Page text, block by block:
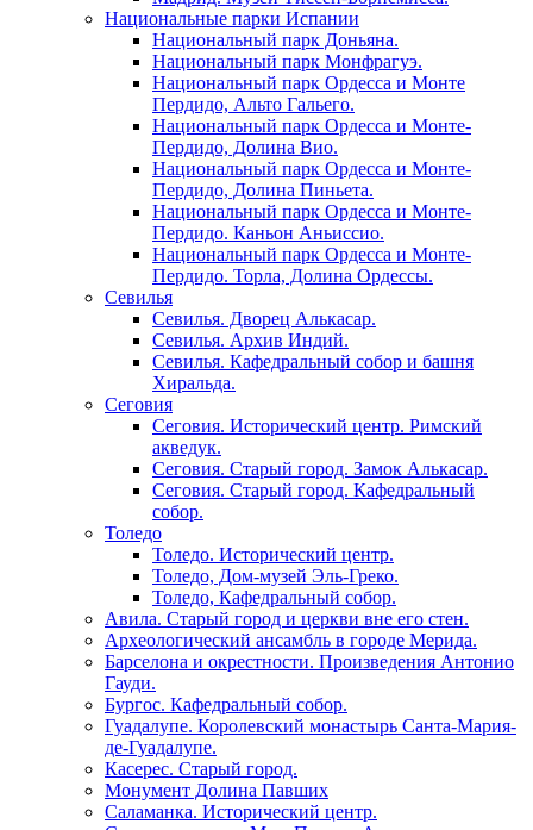
Национальные парки Испании
Национальный парк Доньяна.
Национальный парк Монфрагуэ.
Национальный парк Ордесса и Монте
Пердидо, Альто Гальего.
Национальный парк Ордесса и Монте-
Пердидо, Долина Вио.
Национальный парк Ордесса и Монте-
Пердидо, Долина Пиньета.
Национальный парк Ордесса и Монте-
Пердидо. Каньон Аньиссио.
Национальный парк Ордесса и Монте-
Пердидо. Торла, Долина Ордессы.
Севилья
Севилья. Дворец Алькасар.
Севилья. Архив Индий.
Севилья. Кафедральный собор и башня
Хиральда.
Сеговия
Сеговия. Исторический центр. Римский
акведук.
Сеговия. Старый город. Замок Алькасар.
Сеговия. Старый город. Кафедральный
собор.
Толедо
Толедо. Исторический центр.
Толедо, Дом-музей Эль-Греко.
Толедо, Кафедральный собор.
Авила. Старый город и церкви вне его стен.
Археологический ансамбль в городе Мерида.
Барселона и окрестности. Произведения Антонио
Гауди.
Бургос. Кафедральный собор.
Гуадалупе. Королевский монастырь Санта-Мария-
де-Гуадалупе.
Касерес. Старый город.
Монумент Долина Павших
Саламанка. Исторический центр.